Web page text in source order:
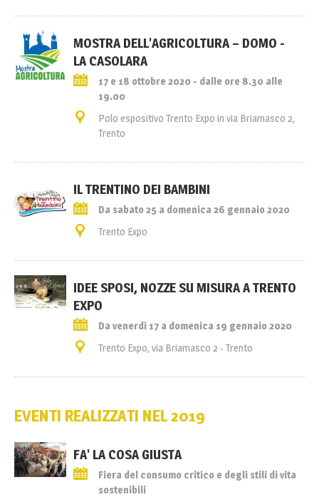
MOSTRA DELL'AGRICOLTURA – DOMO -
LA CASOLARA
17 e 18 ottobre 2020 - dalle ore 8.30 alle
19.00
Polo espositivo Trento Expo in via Briamasco 2,
Trento
IL TRENTINO DEI BAMBINI
Da sabato 25 a domenica 26 gennaio 2020
Trento Expo
IDEE SPOSI, NOZZE SU MISURA A TRENTO
EXPO
Da venerdì 17 a domenica 19 gennaio 2020
Trento Expo, via Briamasco 2 - Trento
EVENTI REALIZZATI NEL 2019
FA' LA COSA GIUSTA
Fiera del consumo critico e degli stili di vita
sostenibili